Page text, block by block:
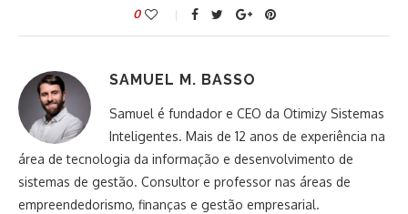
0
SAMUEL M. BASSO
Samuel é fundador e CEO da Otimizy Sistemas
Inteligentes. Mais de 12 anos de experiência na
área de tecnologia da informação e desenvolvimento de
sistemas de gestão. Consultor e professor nas áreas de
empreendedorismo, finanças e gestão empresarial.